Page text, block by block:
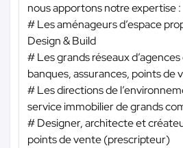
nous apportons notre expertise :
# Les aménageurs d’espace
Design & Build
# Les grands réseaux
banques, assurances, points de
# Les directions de
service immobilier de grands
# Designer, architecte et
points de vente (prescripteur)